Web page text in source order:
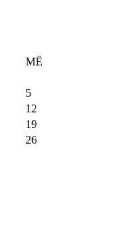
MË
5
12
19
26